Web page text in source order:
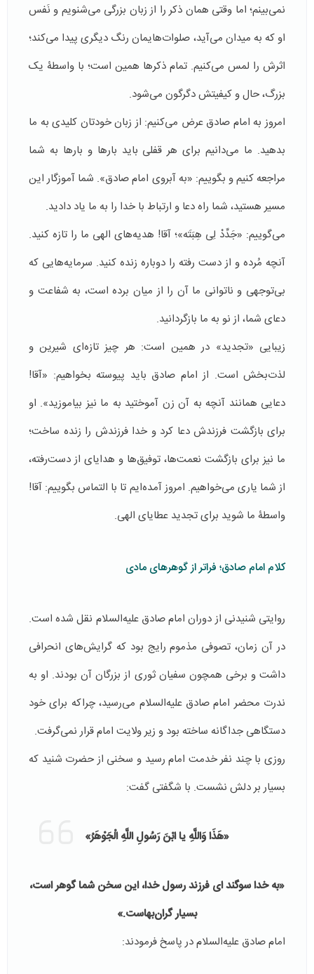
نمی‌بینم؛ اما وقتی همان ذکر را از زبان بزرگی می‌شنویم و نَفس
او که به میدان می‌آید، صلوات‌هایمان رنگ دیگری پیدا می‌کند؛
اثرش را لمس می‌کنیم. تمام ذکرها همین است؛ با واسطۀ یک
بزرگ، حال و کیفیتش دگرگون می‌شود.
امروز به امام صادق عرض می‌کنیم: از زبان خودتان کلیدی به ما
بدهید. ما می‌دانیم برای هر قفلی باید بارها و بارها به شما
مراجعه کنیم و بگوییم: «به آبروی امام صادق». شما آموزگار این
مسیر هستید، شما راه دعا و ارتباط با خدا را به ما یاد دادید.
می‌گوییم: «جَدِّدْ لِی هِبَتَه»؛ آقا! هدیه‌های الهی ما را تازه کنید.
آنچه مُرده و از دست رفته را دوباره زنده کنید. سرمایه‌هایی که
بی‌توجهی و ناتوانی ما آن را از میان برده است، به شفاعت و
دعای شما، از نو به ما بازگردانید.
زیبایی «تجدید» در همین است: هر چیز تازه‌ای شیرین و
لذت‌بخش است. از امام صادق باید پیوسته بخواهیم: «آقا!
دعایی همانند آنچه به آن زن آموختید به ما نیز بیاموزید». او
برای بازگشت فرزندش دعا کرد و خدا فرزندش را زنده ساخت؛
ما نیز برای بازگشت نعمت‌ها، توفیق‌ها و هدایای از دست‌رفته،
از شما یاری می‌خواهیم. امروز آمده‌ایم تا با التماس بگوییم: آقا!
واسطۀ ما شوید برای تجدید عطایای الهی.
کلام امام صادق؛ فراتر از گوهرهای مادی
روایتی شنیدنی از دوران امام صادق علیه‌السلام نقل شده است.
در آن زمان، تصوفی مذموم رایج بود که گرایش‌های انحرافی
داشت و برخی همچون سفیان ثوری از بزرگان آن بودند. او به
ندرت محضر امام صادق علیه‌السلام می‌رسید، چراکه برای خود
دستگاهی جداگانه ساخته بود و زیر ولایت امام قرار نمی‌گرفت.
روزی با چند نفر خدمت امام رسید و سخنی از حضرت شنید که
بسیار بر دلش نشست. با شگفتی گفت:
«هَذَا وَاللَّهِ یا ابْنَ رَسُولِ اللَّهِ الْجَوْهَرُ»
«به خدا سوگند ای فرزند رسول خدا، این سخن شما گوهر است،
بسیار گران‌بهاست.»
امام صادق علیه‌السلام در پاسخ فرمودند: